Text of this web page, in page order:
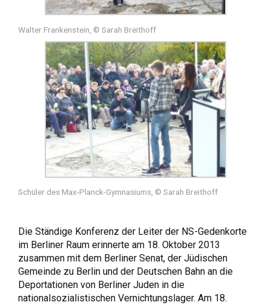
Walter Frankenstein, © Sarah Breithoff
Schüler des Max-Planck-Gymnasiums, © Sarah Breithoff
Die Ständige Konferenz der Leiter der NS-Gedenkorte
im Berliner Raum erinnerte am 18. Oktober 2013
zusammen mit dem Berliner Senat, der Jüdischen
Gemeinde zu Berlin und der Deutschen Bahn an die
Deportationen von Berliner Juden in die
nationalsozialistischen Vernichtungslager. Am 18.